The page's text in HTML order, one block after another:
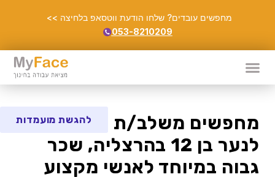
מחפשים עובדים? שלחו הודעת ווטסאפ בלחיצה >>
053-8210209
מחפשים משלב/ת איכותי/ת
לנער בן 12 בהרצליה, שכר
גבוה במיוחד לאנשי מקצוע
להגשת מועמדות